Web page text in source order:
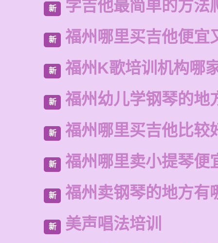
新 学吉他最简单的方法
新 福州哪里买吉他便宜
新 福州K歌培训机构哪
新 福州幼儿学钢琴的地
新 福州哪里买吉他比较
新 福州哪里卖小提琴便
新 福州卖钢琴的地方有
新 美声唱法培训